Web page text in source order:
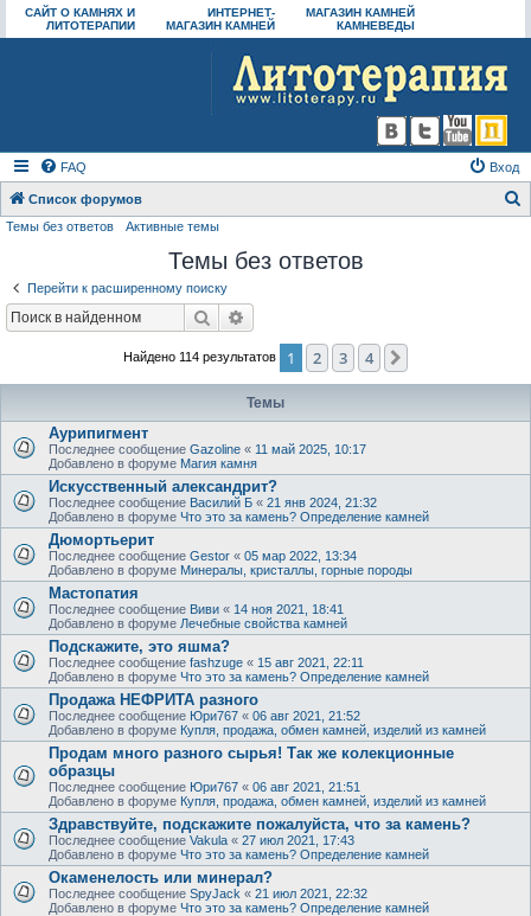
САЙТ О КАМНЯХ И
ЛИТОТЕРАПИИ
ИНТЕРНЕТ-
МАГАЗИН КАМНЕЙ
МАГАЗИН КАМНЕЙ
КАМНЕВЕДЫ
FAQ Вход
Список форумов
Темы без ответов Активные темы
Темы без ответов
Перейти к расширенному поиску
Поиск
Найдено 114 результатов 1 2 3 4
Темы
Аурипигмент
Последнее сообщение Gazoline « 11 май 2025, 10:17
Добавлено в форуме Магия камня
Искусственный александрит?
Последнее сообщение Василий Б « 21 янв 2024, 21:32
Добавлено в форуме Что это за камень? Определение камней
Дюмортьерит
Последнее сообщение Gestor « 05 мар 2022, 13:34
Добавлено в форуме Минералы, кристаллы, горные породы
Мастопатия
Последнее сообщение Виви « 14 ноя 2021, 18:41
Добавлено в форуме Лечебные свойства камней
Подскажите, это яшма?
Последнее сообщение fashzuge « 15 авг 2021, 22:11
Добавлено в форуме Что это за камень? Определение камней
Продажа НЕФРИТА разного
Последнее сообщение Юри767 « 06 авг 2021, 21:52
Добавлено в форуме Купля, продажа, обмен камней, изделий из камней
Продам много разного сырья! Так же колекционные
образцы
Последнее сообщение Юри767 « 06 авг 2021, 21:51
Добавлено в форуме Купля, продажа, обмен камней, изделий из камней
Здравствуйте, подскажите пожалуйста, что за камень?
Последнее сообщение Vakula « 27 июл 2021, 17:43
Добавлено в форуме Что это за камень? Определение камней
Окаменелость или минерал?
Последнее сообщение SpyJack « 21 июл 2021, 22:32
Добавлено в форуме Что это за камень? Определение камней